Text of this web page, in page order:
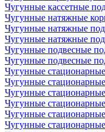
Чугунные кассетные
Чугунные натяжные
Чугунные натяжные
Чугунные натяжные
Чугунные подвесные
Чугунные подвесные
Чугунные
Чугунные
Чугунные
Чугунные
Чугунные
Чугунные